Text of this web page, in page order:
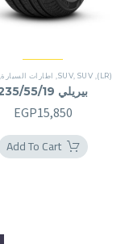
(LR)
SUV SUV اطارات السيارة,
بيريلي 235/55/19
EGP15,850
Add To Cart